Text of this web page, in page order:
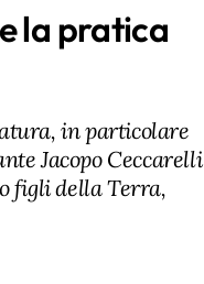
la pratica
in particolare
Jacopo Ceccarelli
figli della Terra,